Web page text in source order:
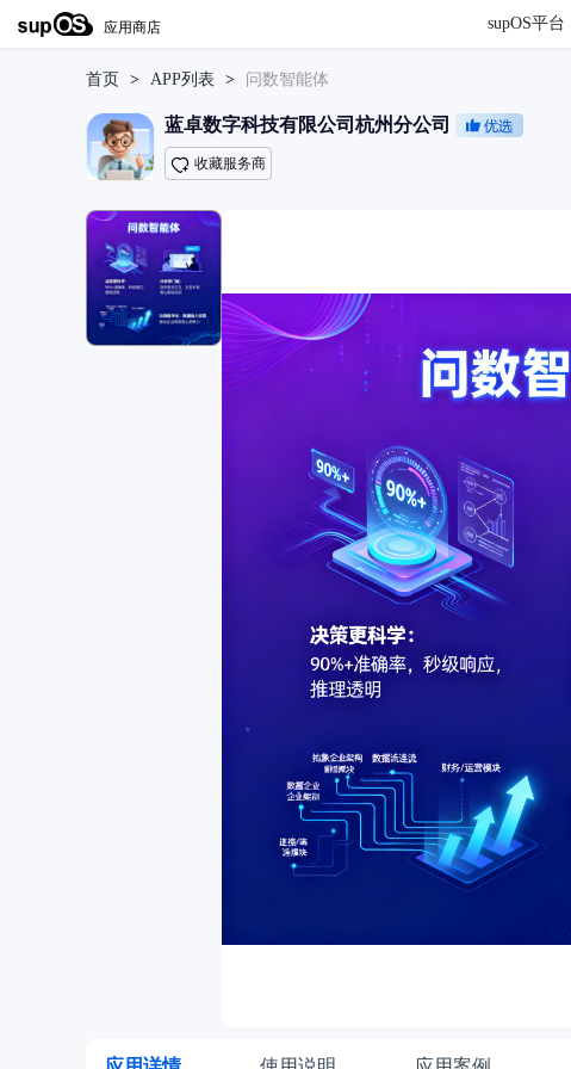
supOS平台
首页 > APP列表 > 问数智能体
蓝卓数字科技有限公司杭州分公司
收藏服务商